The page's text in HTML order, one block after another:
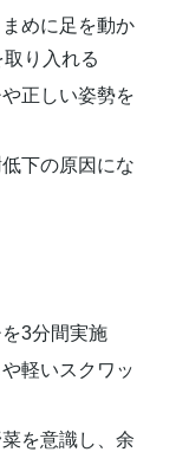
めに足を動か
り入れる
正しい姿勢を
下の原因にな
3分間実施
軽いスクワッ
を意識し、余